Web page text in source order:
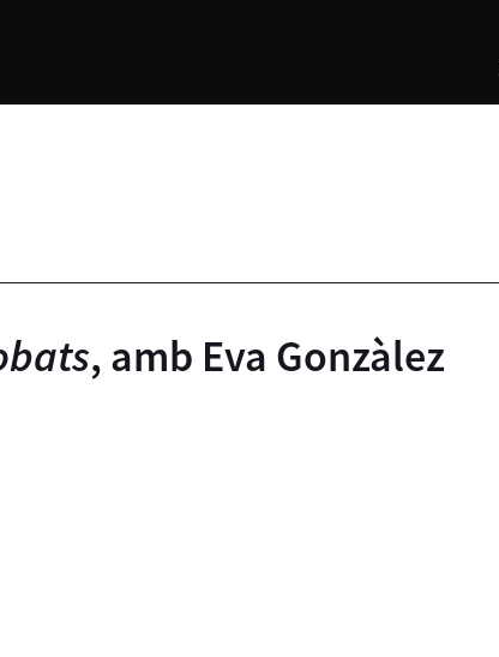
, amb Eva Gonzàlez